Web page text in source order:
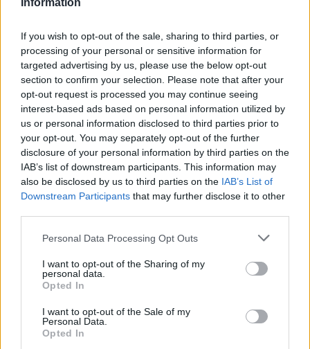
Information
If you wish to opt-out of the sale, sharing to third parties, or
processing of your personal or sensitive information for
targeted advertising by us, please use the below opt-out
section to confirm your selection. Please note that after your
opt-out request is processed you may continue seeing
interest-based ads based on personal information utilized by
us or personal information disclosed to third parties prior to
your opt-out. You may separately opt-out of the further
disclosure of your personal information by third parties on the
IAB’s list of downstream participants. This information may
also be disclosed by us to third parties on the IAB’s List of
Downstream Participants that may further disclose it to other
Personal Data Processing Opt Outs
I want to opt-out of the Sharing of my
personal data.
Opted In
I want to opt-out of the Sale of my
Personal Data.
Opted In
litery: